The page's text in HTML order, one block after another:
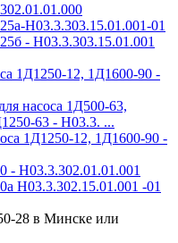
Н03.3.303.15.01.001-01
- Н03.3.303.15.01.001
1Д1250-12, 1Д1600-90 -
насоса 1Д500-63,
63 - Н03.3. ...
1Д1250-12, 1Д1600-90 -
- H03.3.302.01.01.001
H03.3.302.15.01.001 -01
28 в Минске или